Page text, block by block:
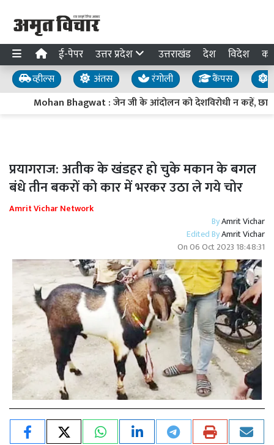
ई-पेपर उत्तर प्रदेश उत्तराखंड देश विदेश
व्हील्स अंतस रंगोली कैंपस
Mohan Bhagwat : जेन जी के आंदोलन को देशविरोधी न कहें, छात्रों
प्रयागराज: अतीक के खंडहर हो चुके मकान के बगल
बंधे तीन बकरों को कार में भरकर उठा ले गये चोर
Amrit Vichar Network
ByAmrit Vichar
Edited ByAmrit Vichar
On06 Oct 2023 18:48:31